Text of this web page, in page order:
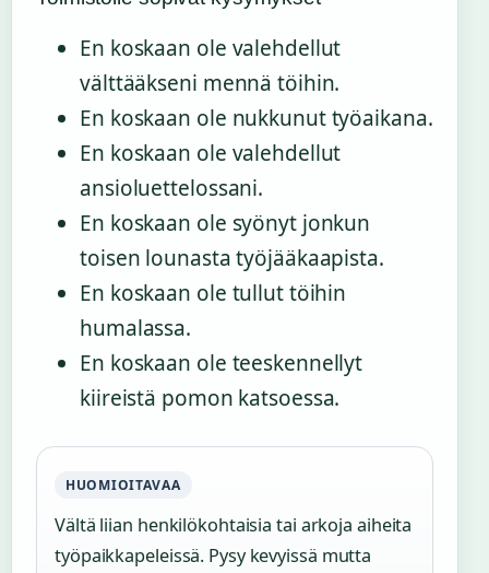
En koskaan ole valehdellut
välttääkseni mennä töihin.
En koskaan ole nukkunut työaikana.
En koskaan ole valehdellut
ansioluettelossani.
En koskaan ole syönyt jonkun
toisen lounasta työjääkaapista.
En koskaan ole tullut töihin
humalassa.
En koskaan ole teeskennellyt
kiireistä pomon katsoessa.
HUOMIOITAVAA
Vältä liian henkilökohtaisia tai arkoja aiheita
työpaikkapeleissä. Pysy kevyissä mutta